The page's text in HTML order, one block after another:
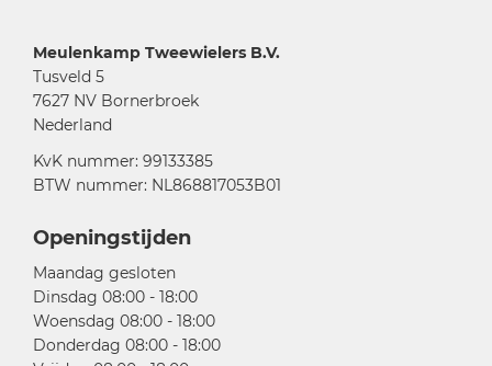
Meulenkamp Tweewielers B.V.
Tusveld 5
7627 NV Bornerbroek
Nederland
KvK nummer: 99133385
BTW nummer: NL868817053B01
Openingstijden
Maandag gesloten
Dinsdag 08:00 - 18:00
Woensdag 08:00 - 18:00
Donderdag 08:00 - 18:00